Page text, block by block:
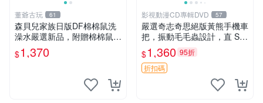
董爺古玩 61
森貝兒家族日版DF棉棉鼠洗
澡水嚴選新品，附贈棉棉鼠媽
媽與嬰兒及配件。-paper盒
裝，輕便設計方便攜帶。 棉
$1,370
影視動漫CD專輯DVD 57
嚴選奇志奇思絕版黃熊手機車
把，振動毛毛蟲設計，直 SA
LE 售不退不換 毛毛蟲 手機
車把
$1,360 95折
折扣碼